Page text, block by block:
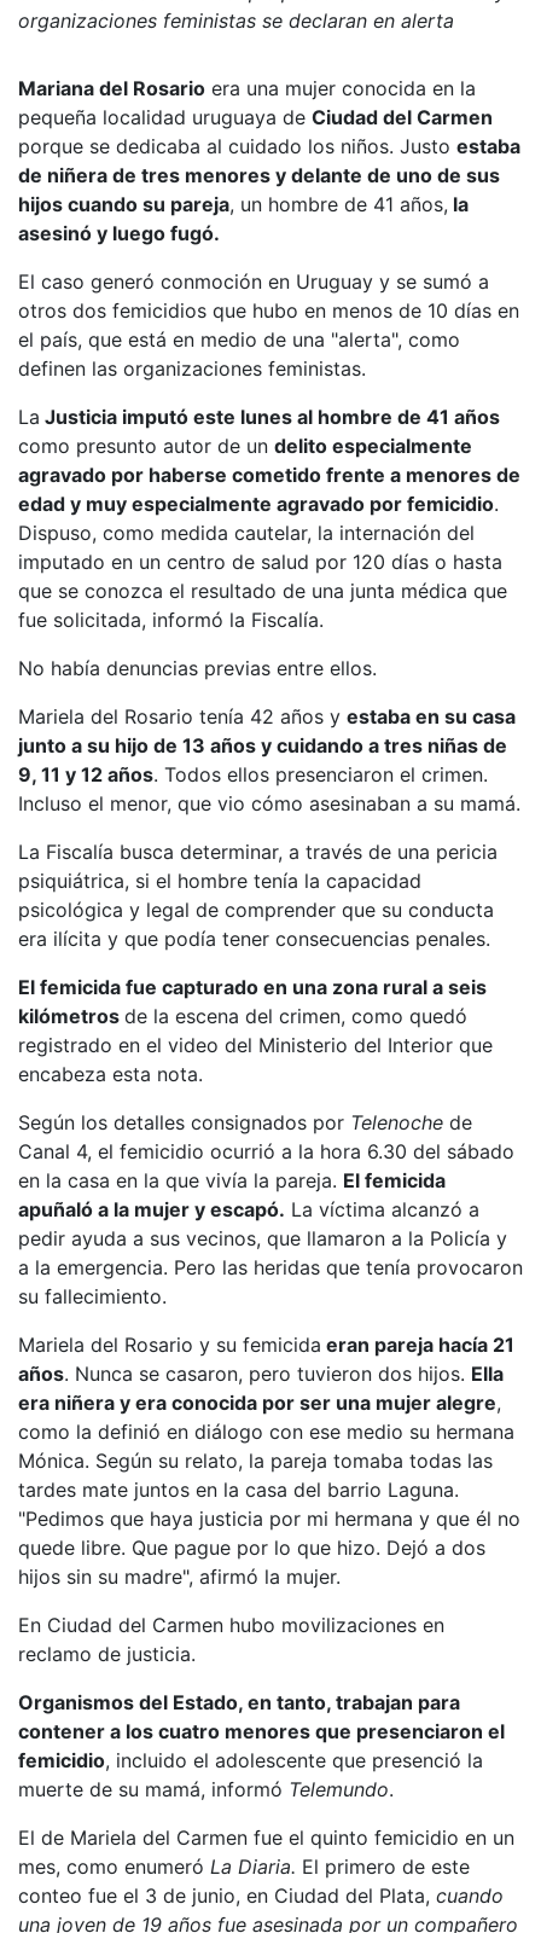
organizaciones feministas se declaran en alerta
Mariana del Rosario era una mujer conocida en la
pequeña localidad uruguaya de Ciudad del Carmen
porque se dedicaba al cuidado los niños. Justo estaba
de niñera de tres menores y delante de uno de sus
hijos cuando su pareja, un hombre de 41 años, la
asesinó y luego fugó.
El caso generó conmoción en Uruguay y se sumó a
otros dos femicidios que hubo en menos de 10 días en
el país, que está en medio de una "alerta", como
definen las organizaciones feministas.
La Justicia imputó este lunes al hombre de 41 años
como presunto autor de un delito especialmente
agravado por haberse cometido frente a menores de
edad y muy especialmente agravado por femicidio.
Dispuso, como medida cautelar, la internación del
imputado en un centro de salud por 120 días o hasta
que se conozca el resultado de una junta médica que
fue solicitada, informó la Fiscalía.
No había denuncias previas entre ellos.
Mariela del Rosario tenía 42 años y estaba en su casa
junto a su hijo de 13 años y cuidando a tres niñas de
9, 11 y 12 años. Todos ellos presenciaron el crimen.
Incluso el menor, que vio cómo asesinaban a su mamá.
La Fiscalía busca determinar, a través de una pericia
psiquiátrica, si el hombre tenía la capacidad
psicológica y legal de comprender que su conducta
era ilícita y que podía tener consecuencias penales.
El femicida fue capturado en una zona rural a seis
kilómetros de la escena del crimen, como quedó
registrado en el video del Ministerio del Interior que
encabeza esta nota.
Según los detalles consignados por Telenoche de
Canal 4, el femicidio ocurrió a la hora 6.30 del sábado
en la casa en la que vivía la pareja. El femicida
apuñaló a la mujer y escapó. La víctima alcanzó a
pedir ayuda a sus vecinos, que llamaron a la Policía y
a la emergencia. Pero las heridas que tenía provocaron
su fallecimiento.
Mariela del Rosario y su femicida eran pareja hacía 21
años. Nunca se casaron, pero tuvieron dos hijos. Ella
era niñera y era conocida por ser una mujer alegre,
como la definió en diálogo con ese medio su hermana
Mónica. Según su relato, la pareja tomaba todas las
tardes mate juntos en la casa del barrio Laguna.
"Pedimos que haya justicia por mi hermana y que él no
quede libre. Que pague por lo que hizo. Dejó a dos
hijos sin su madre", afirmó la mujer.
En Ciudad del Carmen hubo movilizaciones en
reclamo de justicia.
Organismos del Estado, en tanto, trabajan para
contener a los cuatro menores que presenciaron el
femicidio, incluido el adolescente que presenció la
muerte de su mamá, informó Telemundo.
El de Mariela del Carmen fue el quinto femicidio en un
mes, como enumeró La Diaria. El primero de este
conteo fue el 3 de junio, en Ciudad del Plata, cuando
una joven de 19 años fue asesinada por un compañero